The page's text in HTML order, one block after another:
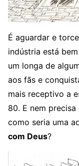
É aguardar e
indústria está
um longa de
aos fãs e
mais receptivo a
80. E nem
como seria uma
com Deus?